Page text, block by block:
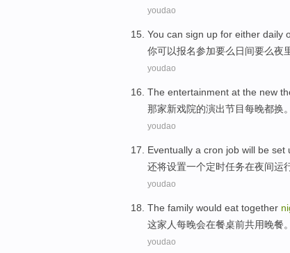
youdao
You can sign up for either daily
你可以报名参加要么 日间要么夜
youdao
The entertainment at the new
那家新戏院的演出节目每晚都换。
youdao
Eventually a cron job will be set
还将设置一个定时任务在夜间运
youdao
The family would eat together
这家 人每晚会在餐桌前共用晚餐。
youdao